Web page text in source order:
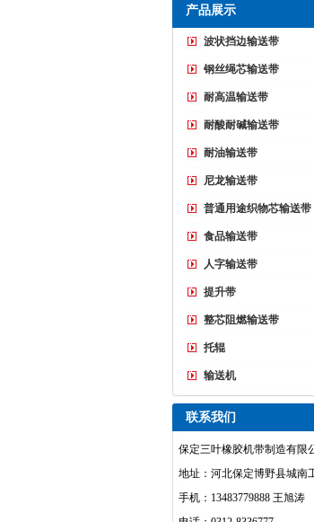
产品展示
波状挡边输送带
钢丝绳芯输送带
耐高温输送带
耐酸耐碱输送带
耐油输送带
尼龙输送带
普通用途织物芯输送带
食品输送带
人字输送带
提升带
整芯阻燃输送带
托辊
输送机
联系我们
保定三叶橡胶机带制造有限
地址：河北保定博野县城南
手机：13483779888 王旭涛